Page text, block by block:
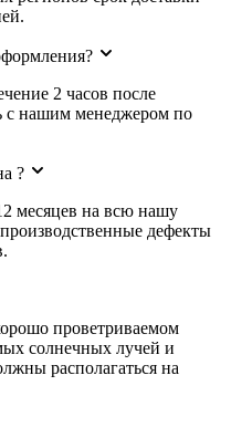
2 часов после
с нашим менеджером по
?
месяцев на всю нашу
дефекты
проветриваемом
солнечных лучей и
располагаться на